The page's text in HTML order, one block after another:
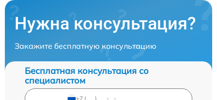
Нужна консультация?
Закажите бесплатную консультацию
Бесплатная консультация со
специалистом